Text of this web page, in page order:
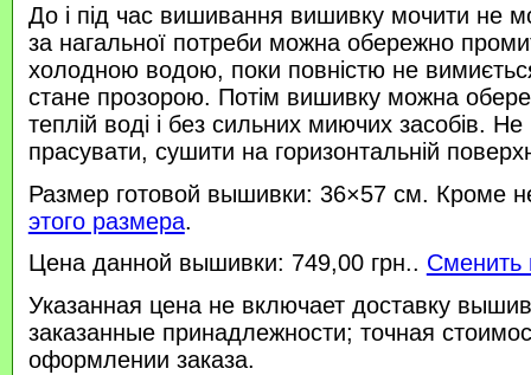
До і під час вишивання вишивку мочити не
за нагальної потреби можна обережно
холодною водою, поки повністю не
стане прозорою. Потім вишивку можна
теплій воді і без сильних миючих засобів.
прасувати, сушити на горизонтальній
Размер готовой вышивки: 36×57 см. Кроме
этого размера.
Цена данной вышивки: 749,00 грн.. Сменить
Указанная цена не включает доставку
заказанные принадлежности; точная
оформлении заказа.